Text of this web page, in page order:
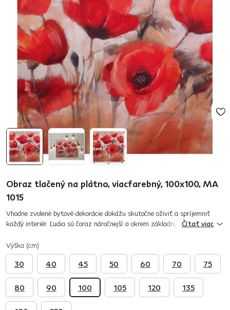
Obraz tlačený na plátno, viacfarebný, 100x100, MA
1015
Vhodne zvolené bytové dekorácie dokážu skutočne oživiť a spríjemniť
každý interiér. Ľudia sú čoraz náročnejší a okrem základných funkcii
Čítať viac
Výška (cm)
30 40 45 50 60 70 75
80 90 100 105 120 135